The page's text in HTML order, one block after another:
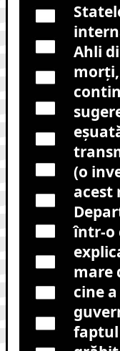
Ahli
morţi,
(o
acest
într-o
mare
cine
faptul